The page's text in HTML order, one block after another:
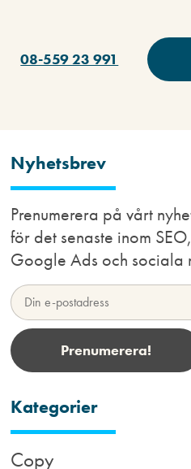
08-559 23 991
Nyhetsbrev
Prenumerera på vårt
för det senaste inom SEO,
Google Ads och sociala
Kategorier
Copy